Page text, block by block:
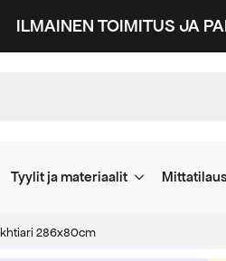
ILMAINEN TOIMITUS JA
Tyylit ja materiaalit
286x80cm